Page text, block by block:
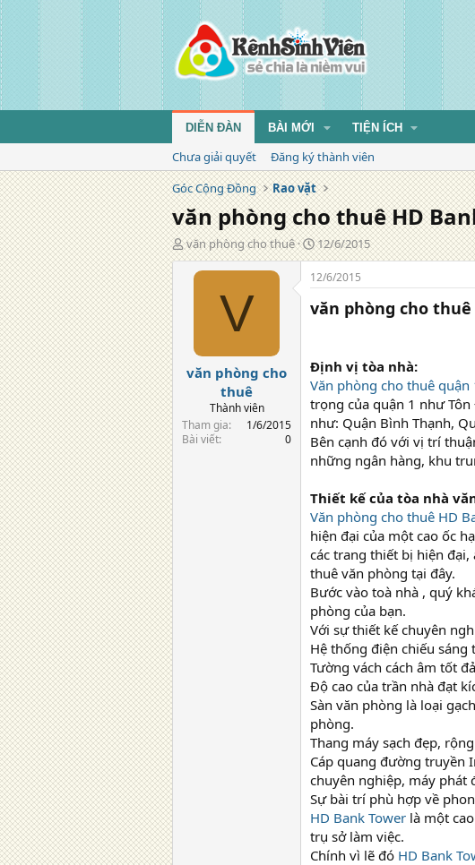
DIỄN ĐÀN BÀI MỚI TIỆN ÍCH
Chưa giải quyết
Đăng ký thành viên
Góc Cộng Đồng
Rao vặt
văn phòng cho thuê HD
T
á
văn phòng cho thuê
N
g
à
y
đ
12/6/2015
V
văn phòng cho
thuê
Thành viên
Tham gia
1/6/2015
Bài viết
0
12/6/2015
văn phòng cho thuê
Định vị tòa nhà:
Văn phòng cho thuê quận
trọng của quận 1 như
như: Quận Bình Thạnh,
Bên cạnh đó với vị trí
những ngân hàng, khu
Thiết kế của tòa nhà
Văn phòng cho thuê HD
hiện đại của một cao ốc
các trang thiết bị hiện
thuê văn phòng tại đây.
Bước vào toà nhà , quý
phòng của bạn.
Với sự thiết kế chuyên
Hệ thống điện chiếu
Tường vách cách âm tốt
Độ cao của trần nhà đạt
Sàn văn phòng là loại
phòng.
Thang máy sạch đẹp,
Cáp quang đường truyền
chuyên nghiệp, máy phát
Sự bài trí phù hợp về
HD Bank Tower là một
trụ sở làm việc.
Chính vì lẽ đó HD Bank